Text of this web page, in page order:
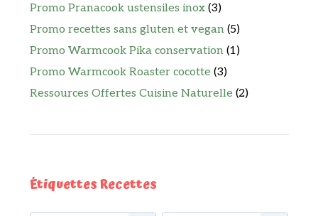
Promo Pranacook ustensiles inox (3)
Promo recettes sans gluten et vegan (5)
Promo Warmcook Pika conservation (1)
Promo Warmcook Roaster cocotte (3)
Ressources Offertes Cuisine Naturelle (2)
Étiquettes Recettes